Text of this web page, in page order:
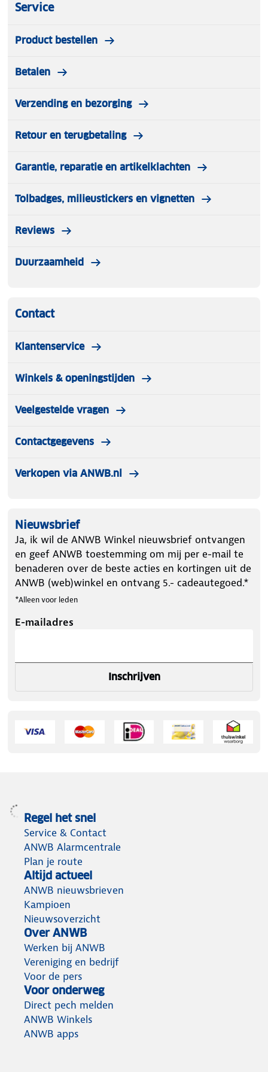
Service
Product bestellen
Betalen
Verzending en bezorging
Retour en terugbetaling
Garantie, reparatie en artikelklachten
Tolbadges, milieustickers en vignetten
Reviews
Duurzaamheid
Contact
Klantenservice
Winkels & openingstijden
Veelgestelde vragen
Contactgegevens
Verkopen via ANWB.nl
Nieuwsbrief
Ja, ik wil de ANWB Winkel nieuwsbrief ontvangen
en geef ANWB toestemming om mij per e-mail te
benaderen over de beste acties en kortingen uit de
ANWB (web)winkel en ontvang 5.- cadeautegoed.*
*Alleen voor leden
E-mailadres
Inschrijven
Regel het snel
Service & Contact
ANWB Alarmcentrale
Plan je route
Altijd actueel
ANWB nieuwsbrieven
Kampioen
Nieuwsoverzicht
Over ANWB
Werken bij ANWB
Vereniging en bedrijf
Voor de pers
Voor onderweg
Direct pech melden
ANWB Winkels
ANWB apps